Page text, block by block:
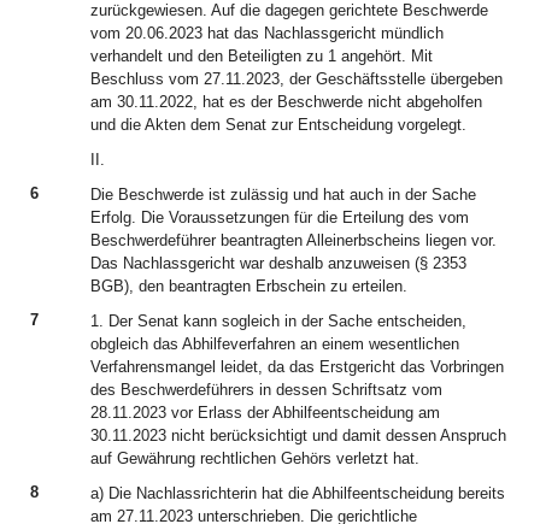
zurückgewiesen. Auf die dagegen gerichtete Beschwerde
vom 20.06.2023 hat das Nachlassgericht mündlich
verhandelt und den Beteiligten zu 1 angehört. Mit
Beschluss vom 27.11.2023, der Geschäftsstelle übergeben
am 30.11.2022, hat es der Beschwerde nicht abgeholfen
und die Akten dem Senat zur Entscheidung vorgelegt.
II.
6
Die Beschwerde ist zulässig und hat auch in der Sache
Erfolg. Die Voraussetzungen für die Erteilung des vom
Beschwerdeführer beantragten Alleinerbscheins liegen vor.
Das Nachlassgericht war deshalb anzuweisen (§ 2353
BGB), den beantragten Erbschein zu erteilen.
7
1. Der Senat kann sogleich in der Sache entscheiden,
obgleich das Abhilfeverfahren an einem wesentlichen
Verfahrensmangel leidet, da das Erstgericht das Vorbringen
des Beschwerdeführers in dessen Schriftsatz vom
28.11.2023 vor Erlass der Abhilfeentscheidung am
30.11.2023 nicht berücksichtigt und damit dessen Anspruch
auf Gewährung rechtlichen Gehörs verletzt hat.
8
a) Die Nachlassrichterin hat die Abhilfeentscheidung bereits
am 27.11.2023 unterschrieben. Die gerichtliche